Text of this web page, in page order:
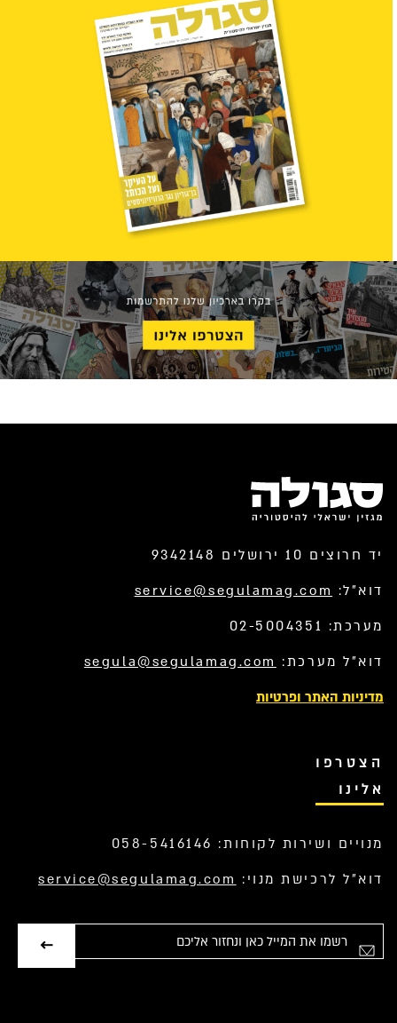
יד חרוצים 10 ירושלים 9342148
דוא”ל:service@segulamag.com
מערכת: 02-5004351
דוא”ל מערכת:segula@segulamag.com
מדיניות האתר ופרטיות
הצטרפו
אלינו
מנויים ושירות לקוחות: 058-5416146
דוא”ל לרכישת מנוי:service@segulamag.com
אימייל